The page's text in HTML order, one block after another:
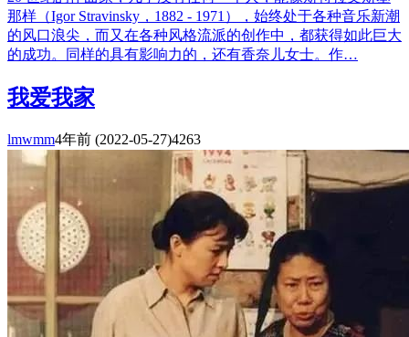
那样（Igor Stravinsky，1882 - 1971），始终处于各种音乐新潮
的风口浪尖，而又在各种风格流派的创作中，都获得如此巨大
的成功。同样的具有影响力的，还有香奈儿女士。作…
我爱我家
lmwmm4年前 (2022-05-27)4263